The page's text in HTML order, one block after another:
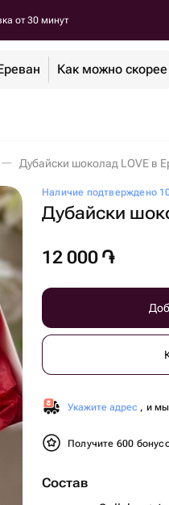
от 30 минут
Как можно скорее
Дубайски шоколад LOVE в
Наличие подтверждено
Дубайски
12 000 ֏
Укажите адрес , и мы
Получите 600
Состав